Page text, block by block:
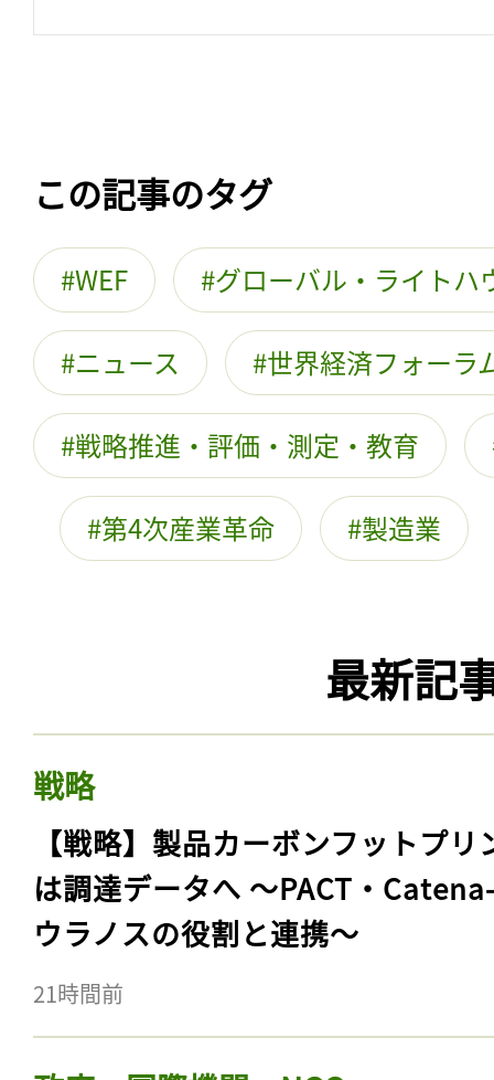
この記事のタグ
WEF グローバル・ライトハ
ニュース 世界経済フォーラ
戦略推進・評価・測定・教育
第4次産業革命 製造業
最新記
戦略
【戦略】製品カーボンフットプリ
は調達データへ 〜PACT・
ウラノスの役割と連携〜
21時間前